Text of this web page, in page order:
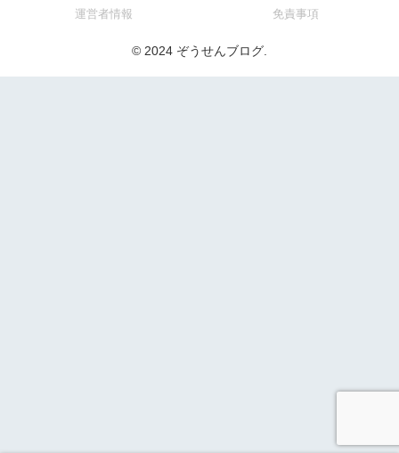
運営者情報 免責事項
© 2024 ぞうせんブログ.